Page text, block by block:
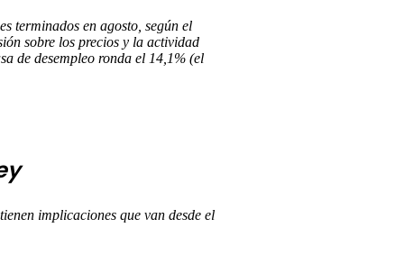
terminados en agosto, según el
sobre los precios y la actividad
de desempleo ronda el 14,1% (el
implicaciones que van desde el